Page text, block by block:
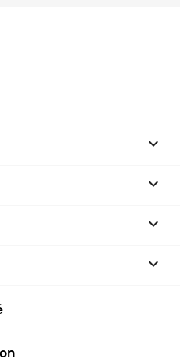



keyboard_arrow_down